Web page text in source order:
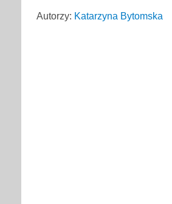
Autorzy: Katarzyna Bytomska